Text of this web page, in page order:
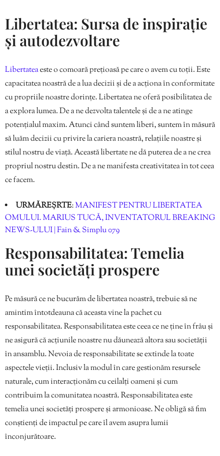
Libertatea: Sursa de inspirație
și autodezvoltare
Libertateaeste o comoară prețioasă pe care o avem cu toții. Este
capacitatea noastră de a lua decizii și de a acționa în conformitate
cu propriile noastre dorințe. Libertatea ne oferă posibilitatea de
a explora lumea. De a ne dezvolta talentele și de a ne atinge
potențialul maxim. Atunci când suntem liberi, suntem în măsură
să luăm decizii cu privire la cariera noastră, relațiile noastre și
stilul nostru de viață. Această libertate ne dă puterea de a ne crea
propriul nostru destin. De a ne manifesta creativitatea în tot ceea
ce facem.
URMĂREȘRTE:MANIFEST PENTRU LIBERTATEA
OMULUI. MARIUS TUCĂ, INVENTATORUL BREAKING
NEWS-ULUI | Fain & Simplu 079
Responsabilitatea: Temelia
unei societăți prospere
Pe măsură ce ne bucurăm de libertatea noastră, trebuie să ne
amintim întotdeauna că aceasta vine la pachet cu
responsabilitatea. Responsabilitatea este ceea ce ne ține în frâu și
ne asigură că acțiunile noastre nu dăunează altora sau societății
în ansamblu. Nevoia de responsabilitate se extinde la toate
aspectele vieții. Inclusiv la modul în care gestionăm resursele
naturale, cum interacționăm cu ceilalți oameni și cum
contribuim la comunitatea noastră. Responsabilitatea este
temelia unei societăți prospere și armonioase. Ne obligă să fim
conștienți de impactul pe care îl avem asupra lumii
înconjurătoare.